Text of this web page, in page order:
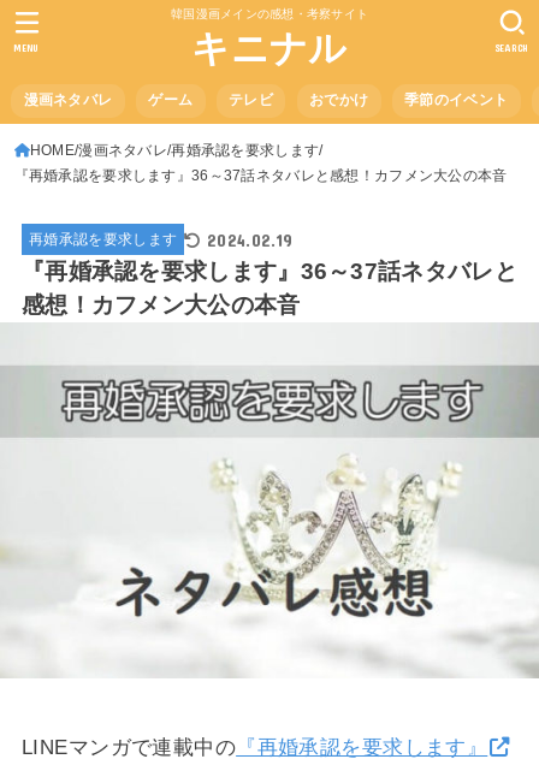
韓国漫画メインの感想・考察サイト
キニナル
漫画ネタバレ ゲーム テレビ おでかけ 季節のイベント
SEARCH
MENU
HOME 漫画ネタバレ 再婚承認を要求します
『再婚承認を要求します』36～37話ネタバレと感想！カフメン大公の本音
再婚承認を要求します 2024.02.19
『再婚承認を要求します』36～37話ネタバレと
感想！カフメン大公の本音
LINEマンガで連載中の 『再婚承認を要求します』